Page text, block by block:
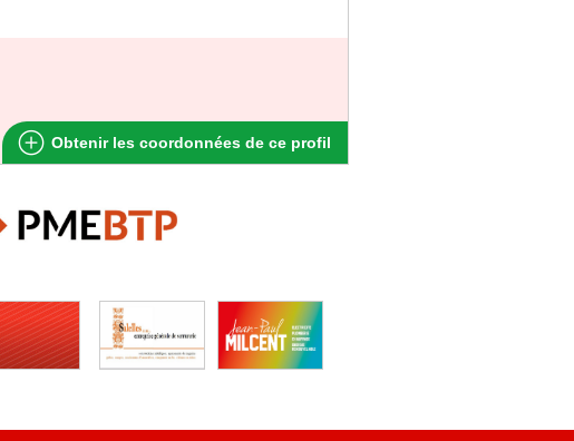
Obtenir les coordonnées de ce profil